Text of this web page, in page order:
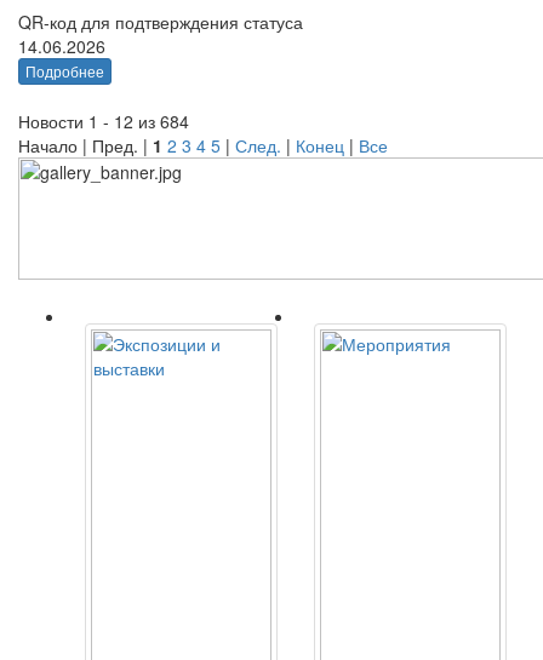
QR-код для подтверждения статуса
14.06.2026
Подробнее
Новости 1 - 12 из 684
Начало | Пред. | 1 2 3 4 5 | След. | Конец | Все